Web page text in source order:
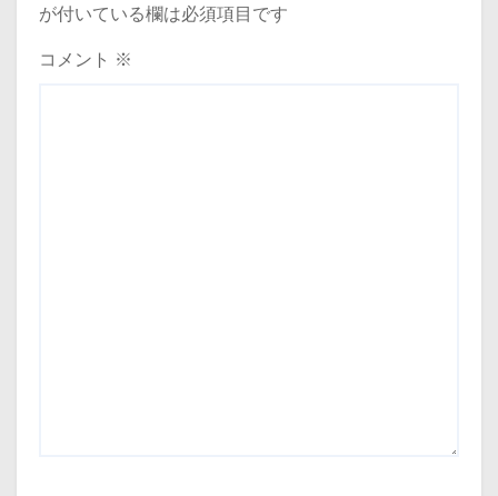
が付いている欄は必須項目です
コメント ※